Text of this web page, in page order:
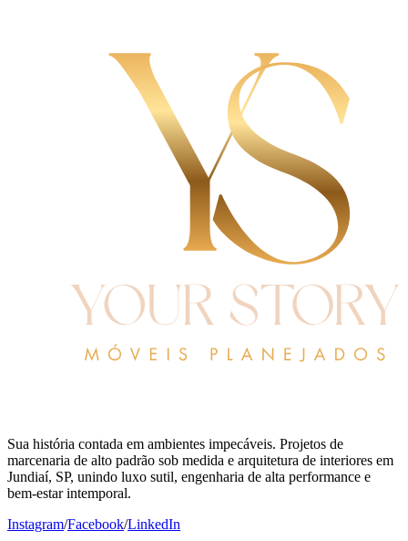
Sua história contada em ambientes impecáveis. Projetos de
marcenaria de alto padrão sob medida e arquitetura de interiores em
Jundiaí, SP, unindo luxo sutil, engenharia de alta performance e
bem-estar intemporal.
Instagram/Facebook/LinkedIn